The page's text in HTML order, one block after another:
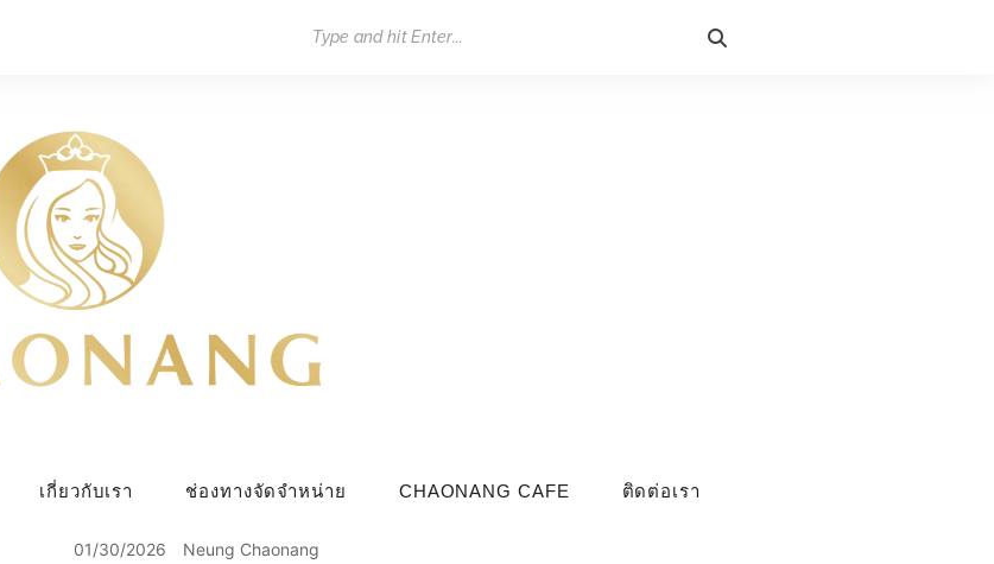
เกี่ยวกับเรา ช่องทางจัดจำหน่าย CHAONANG CAFE ติดต่อเรา
01/30/2026 Neung Chaonang